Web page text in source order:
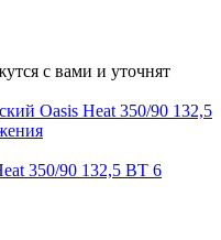
с вами и уточнят
350/90 132,5 ВТ 6